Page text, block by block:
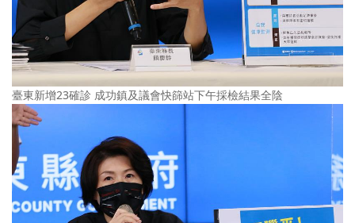
臺東新增23確診 成功鎮及議會快篩站下午採檢結果全陰